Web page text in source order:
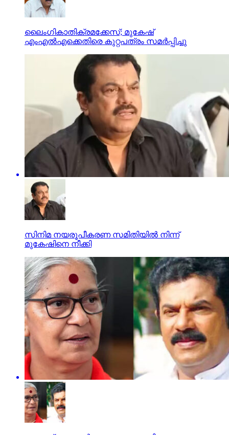
ലൈംഗികാതിക്രമക്കേസ്; മുകേഷ്
എംഎല്‍എക്കെതിരെ കുറ്റപത്രം സമര്‍പ്പിച്ചു
സിനിമ നയരൂപീകരണ സമിതിയിൽ നിന്ന്
മുകേഷിനെ നീക്കി